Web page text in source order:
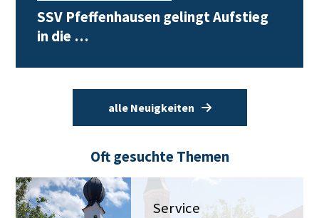
SSV Pfeffenhausen gelingt Aufstieg
in die …
alle Neuigkeiten
Oft gesuchte Themen
Service